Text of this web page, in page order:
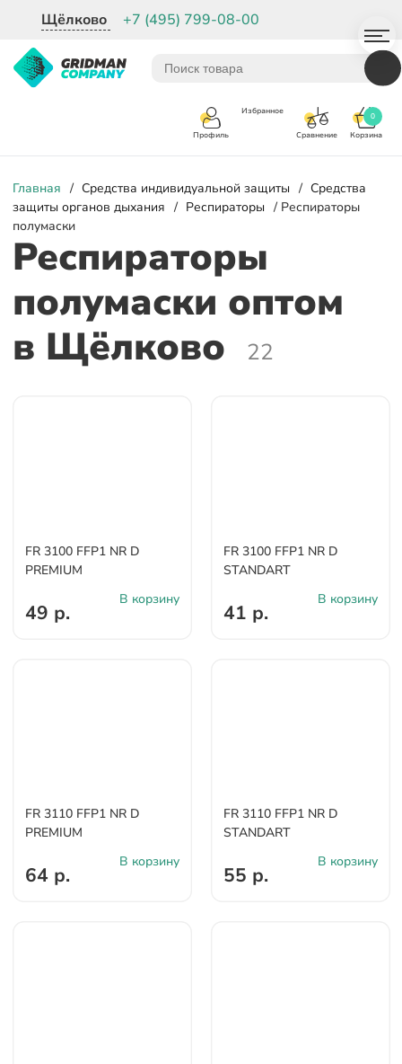
Щёлково +7 (495) 799-08-00
Профиль
Избранное
Сравнение Корзина
0
Главная / Средства индивидуальной защиты / Средства
защиты органов дыхания / Респираторы / Респираторы
полумаски
Респираторы
полумаски оптом
в Щёлково
22
FR 3100 FFP1 NR D
PREMIUM
49 р.
В корзину
FR 3100 FFP1 NR D
STANDART
41 р.
В корзину
FR 3110 FFP1 NR D
PREMIUM
64 р.
В корзину
FR 3110 FFP1 NR D
STANDART
55 р.
В корзину